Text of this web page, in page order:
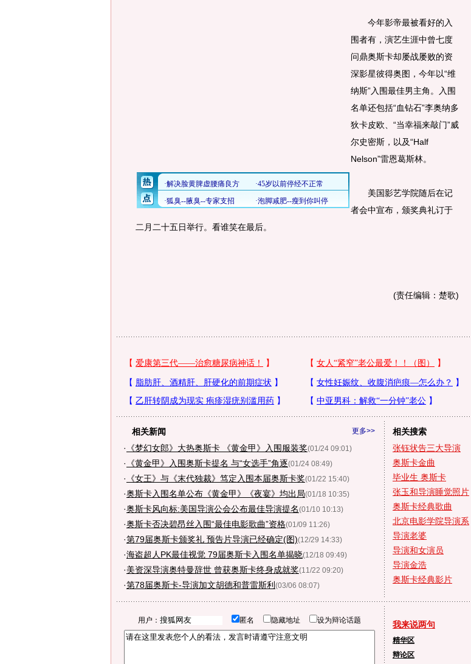
今年影帝最被看好的入
围者有，演艺生涯中曾七度
问鼎奥斯卡却屡战屡败的资
深影星彼得奥图，今年以“维
纳斯”入围最佳男主角。入围
名单还包括“血钻石”李奥纳多
狄卡皮欧、“当幸福来敲门”威
尔史密斯，以及“Half
Nelson”雷恩葛斯林。
美国影艺学院随后在记
者会中宣布，颁奖典礼订于
二月二十五日举行。看谁笑在最后。
(责任编辑：楚歌)
更多>>
相关新闻
·
《梦幻女郎》大热奥斯卡 《黄金甲》入围服装奖(01/24 09:01)
· 《黄金甲》入围奥斯卡提名 与“女选手”角逐(01/24 08:49)
· 《女王》与《末代独裁》笃定入围本届奥斯卡奖(01/22 15:40)
·奥斯卡入围名单公布《黄金甲》《夜宴》均出局(01/18 10:35)
·奥斯卡风向标:美国导演公会公布最佳导演提名(01/10 10:13)
·奥斯卡否决碧昂丝入围“最佳电影歌曲”资格(01/09 11:26)
·第79届奥斯卡颁奖礼 预告片导演已经确定(图)(12/29 14:33)
·海盗超人PK最佳视觉 79届奥斯卡入围名单揭晓(12/18 09:49)
·美资深导演奥特曼辞世 曾获奥斯卡终身成就奖(11/22 09:20)
·第78届奥斯卡-导演加文胡德和普雷斯利 (03/06 08:07)
相关搜索
张钰状告三大导演
奥斯卡金曲
毕业生 奥斯卡
张玉和导演睡觉照片
奥斯卡经典歌曲
北京电影学院导演系
导演老婆
导演和女演员
导演金浩
奥斯卡经典影片
用户： 匿名 隐藏地址 设为辩论话题 我来说两句
精华区
辩论区